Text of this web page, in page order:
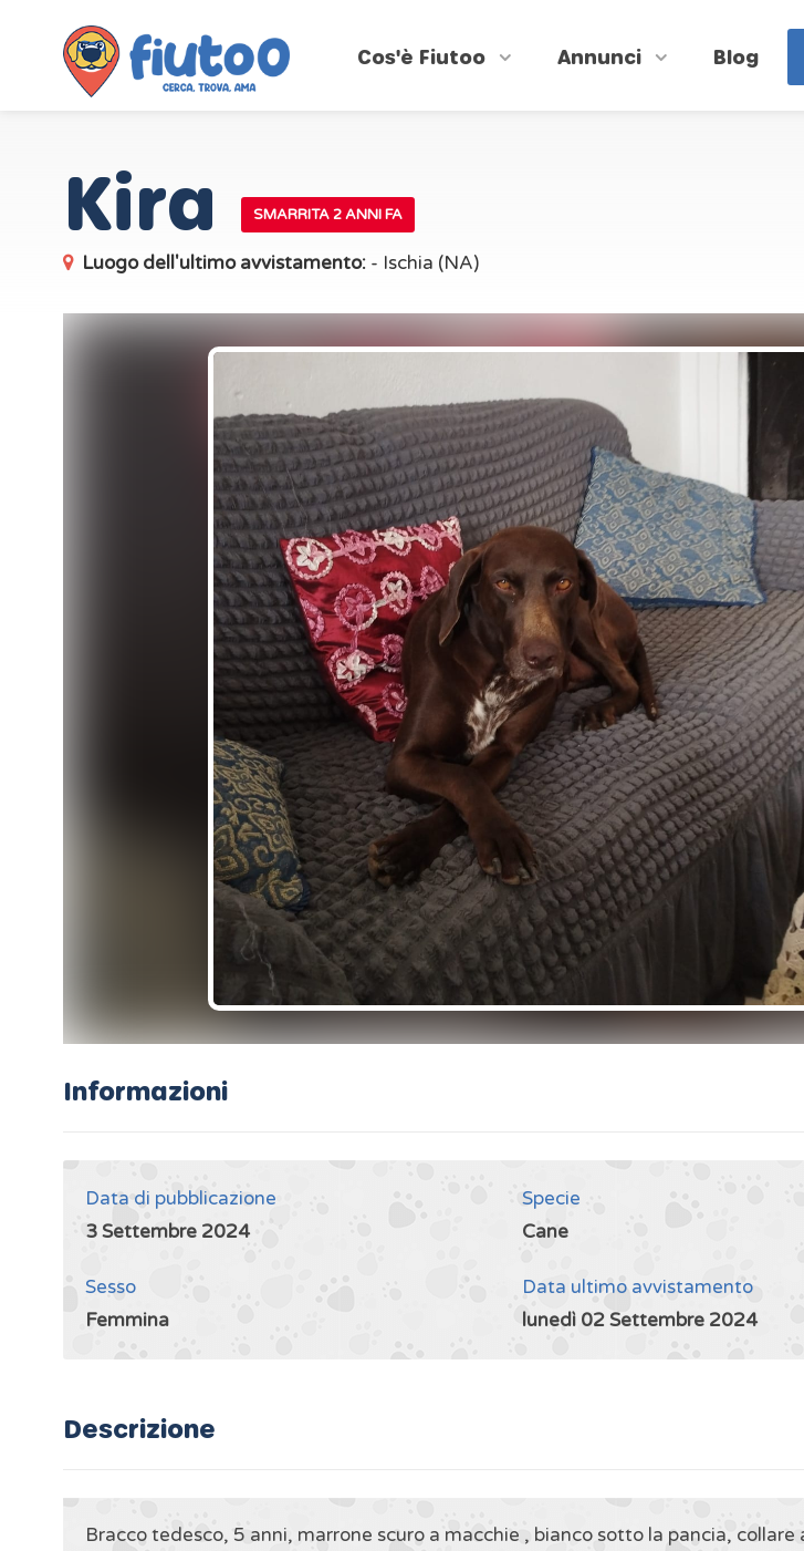
Cos'è Fiutoo Annunci Blog
Kira SMARRITA 2 ANNI FA
Luogo dell'ultimo avvistamento: - Ischia (NA)
Informazioni
Data di pubblicazione
3 Settembre 2024
Specie
Cane
Sesso
Femmina
Data ultimo avvistamento
lunedì 02 Settembre 2024
Descrizione
Bracco tedesco, 5 anni, marrone scuro a macchie , bianco sotto la pancia, collare